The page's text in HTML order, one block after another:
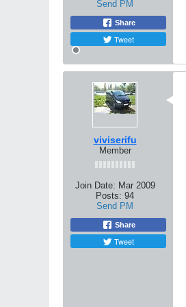
Send PM
Share
Tweet
viviserifu
Member
Join Date: Mar 2009
Posts: 94
Send PM
Share
Tweet